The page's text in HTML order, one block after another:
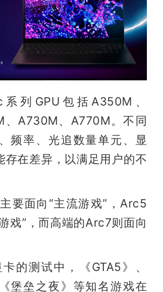
列GPU包括A350M、
A730M、A770M。不同
频率、光追数量单元、显
存在差异，以满足用户的不
要面向“主流游戏”，Arc5
戏”，而高端的Arc7则面向
的测试中，《GTA5》、
堡垒之夜》等知名游戏在